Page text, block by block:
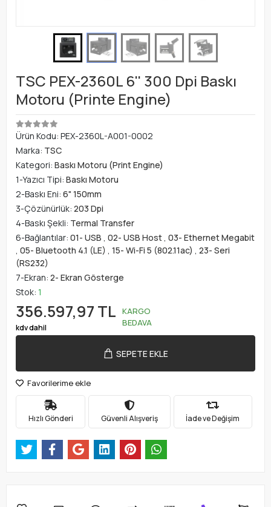
TSC PEX-2360L 6'' 300 Dpi Baskı
Motoru (Printe Engine)
Ürün Kodu: PEX-2360L-A001-0002
Marka: TSC
Kategori: Baskı Motoru (Print Engine)
1-Yazıcı Tipi: Baskı Motoru
2-Baskı Eni: 6" 150mm
3-Çözünürlük: 203 Dpi
4-Baskı Şekli: Termal Transfer
6-Bağlantılar: 01- USB , 02- USB Host, 03- Ethernet Megabit
, 05- Bluetooth 4.1 (LE) , 15- Wi-Fi 5 (802.11ac) , 23- Seri
(RS232)
7-Ekran: 2- Ekran Gösterge
Stok: 1
356.597,97 TL
kdv dahil
KARGO
BEDAVA
SEPETE EKLE
Favorilerime ekle
Hızlı Gönderi Güvenli Alışveriş İade ve Değişim